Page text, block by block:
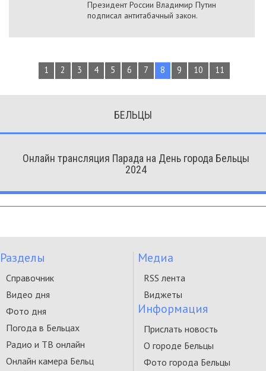
Президент России Владимир Путин
подписал антитабачный закон.
1 2 3 4 5 6 7 8 9 10 11
БЕЛЬЦЫ
Онлайн трансляция Парада на День города Бельцы
2024
Разделы
Справочник
Видео дня
Фото дня
Погода в Бельцах
Радио и ТВ онлайн
Онлайн камера Бельц
Медиа
RSS лента
Виджеты
Информация
Прислать новость
О городе Бельцы
Фото города Бельцы